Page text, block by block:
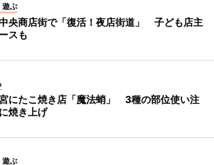
遊ぶ
央商店街で「復活！夜店街道」 子ども店主
スも
にたこ焼き店「魔法蛸」 3種の部位使い注
焼き上げ
遊ぶ